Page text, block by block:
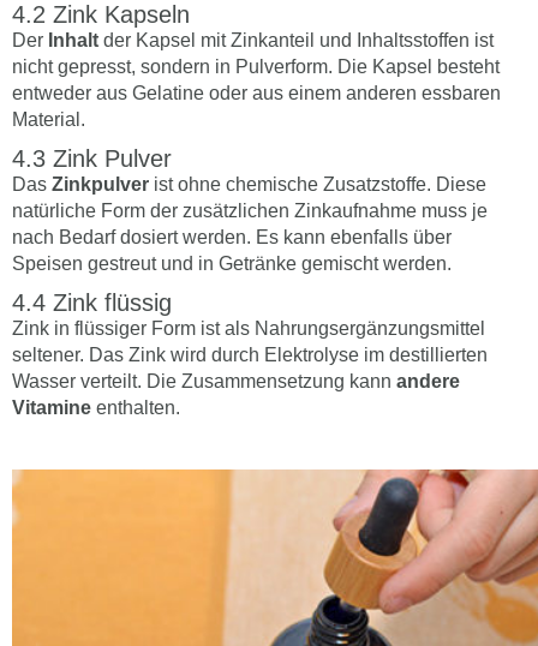
Zink Kapseln
Der Inhalt der Kapsel mit Zinkanteil und Inhaltsstoffen ist
nicht gepresst, sondern in Pulverform. Die Kapsel besteht
entweder aus Gelatine oder aus einem anderen essbaren
Material.
Zink Pulver
Das Zinkpulver ist ohne chemische Zusatzstoffe. Diese
natürliche Form der zusätzlichen Zinkaufnahme muss je
nach Bedarf dosiert werden. Es kann ebenfalls über
Speisen gestreut und in Getränke gemischt werden.
Zink flüssig
Zink in flüssiger Form ist als Nahrungsergänzungsmittel
seltener. Das Zink wird durch Elektrolyse im destillierten
Wasser verteilt. Die Zusammensetzung kann andere
Vitamine enthalten.